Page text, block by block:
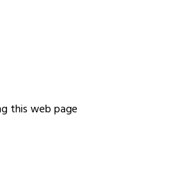
this web page